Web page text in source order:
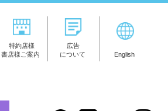
特約店様
書店様ご案内
広告
について
English